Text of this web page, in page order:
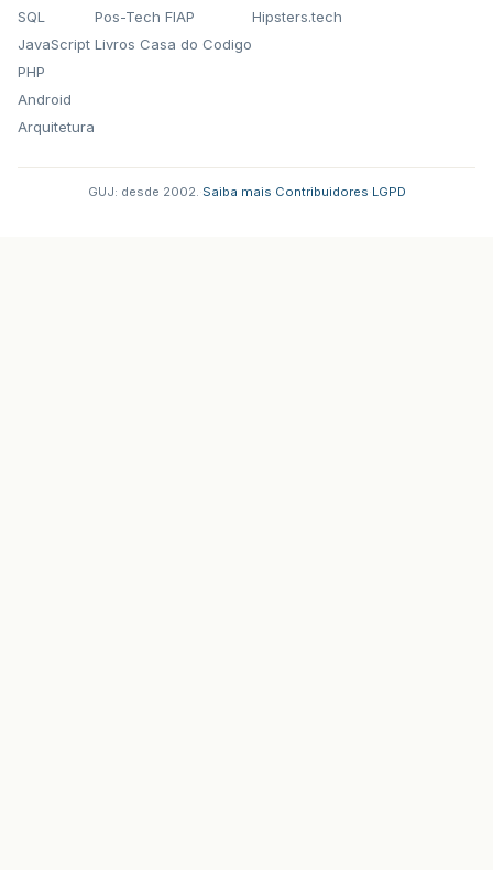
SQL
JavaScript
PHP
Android
Arquitetura
Pos-Tech FIAP
Livros Casa do Codigo
Hipsters.tech
GUJ: desde 2002. Saiba mais Contribuidores LGPD